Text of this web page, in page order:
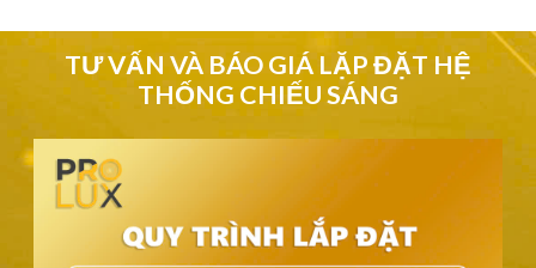
TƯ VẤN VÀ BÁO GIÁ LẶP ĐẶT HỆ
THỐNG CHIẾU SÁNG